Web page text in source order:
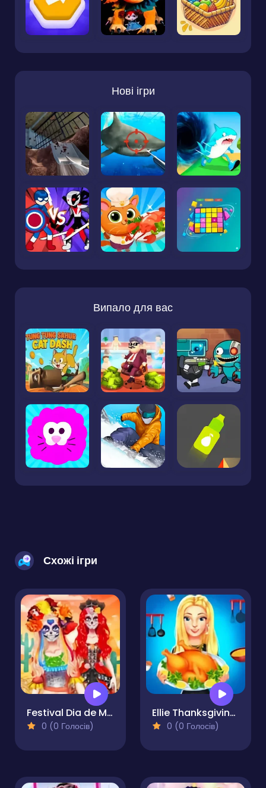
Нові ігри
Випало для вас
Схожі ігри
Festival Dia de Muertos
0 (0 Голосів)
Ellie Thanksgiving Day
0 (0 Голосів)